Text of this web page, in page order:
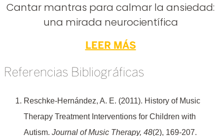
Cantar mantras para calmar la ansiedad:
una mirada neurocientífica
LEER MÁS
Referencias Bibliográficas
Reschke-Hernández, A. E. (2011). History of Music
Therapy Treatment Interventions for Children with
Autism. Journal of Music Therapy, 48(2), 169-207.